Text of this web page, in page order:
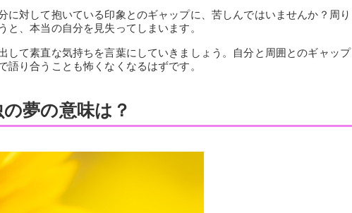
に対して抱いている印象とのギャップに、苦しんではいませんか？周り
と、本当の自分を見失ってしまいます。
して素直な気持ちを言葉にしていきましょう。自分と周囲とのギャップ
語り合うことも怖くなくなるはずです。
の夢の意味は？